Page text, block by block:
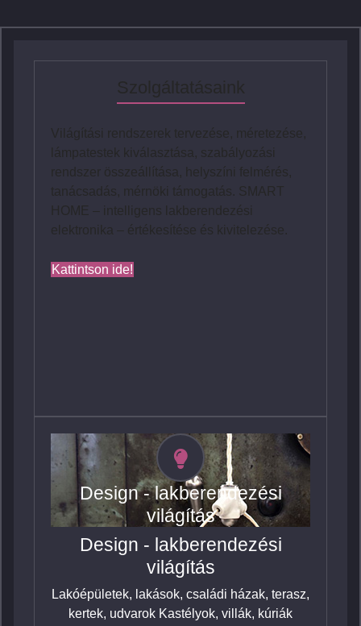
Szolgáltatásaink
Világítási rendszerek tervezése, méretezése,
lámpatestek kiválasztása, szabályozási
rendszer összeállítása, helyszíni felmérés,
tanácsadás, mérnöki támogatás. SMART
HOME – intelligens lakberendezési
elektronika – értékesítése és kivitelezése.
Kattintson ide!
Design - lakberendezési
világítás
Design - lakberendezési
világítás
Lakóépületek, lakások, családi házak, terasz,
kertek, udvarok Kastélyok, villák, kúriák